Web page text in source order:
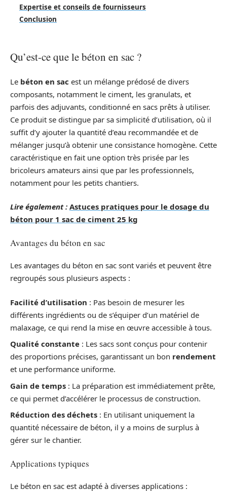
Expertise et conseils de fournisseurs
Conclusion
Qu’est-ce que le béton en sac ?
Le béton en sac est un mélange prédosé de divers
composants, notamment le ciment, les granulats, et
parfois des adjuvants, conditionné en sacs prêts à utiliser.
Ce produit se distingue par sa simplicité d’utilisation, où il
suffit d’y ajouter la quantité d’eau recommandée et de
mélanger jusqu’à obtenir une consistance homogène. Cette
caractéristique en fait une option très prisée par les
bricoleurs amateurs ainsi que par les professionnels,
notamment pour les petits chantiers.
Lire également : Astuces pratiques pour le dosage du
béton pour 1 sac de ciment 25 kg
Avantages du béton en sac
Les avantages du béton en sac sont variés et peuvent être
regroupés sous plusieurs aspects :
Facilité d’utilisation : Pas besoin de mesurer les
différents ingrédients ou de s’équiper d’un matériel de
malaxage, ce qui rend la mise en œuvre accessible à tous.
Qualité constante : Les sacs sont conçus pour contenir
des proportions précises, garantissant un bon rendement
et une performance uniforme.
Gain de temps : La préparation est immédiatement prête,
ce qui permet d’accélérer le processus de construction.
Réduction des déchets : En utilisant uniquement la
quantité nécessaire de béton, il y a moins de surplus à
gérer sur le chantier.
Applications typiques
Le béton en sac est adapté à diverses applications :